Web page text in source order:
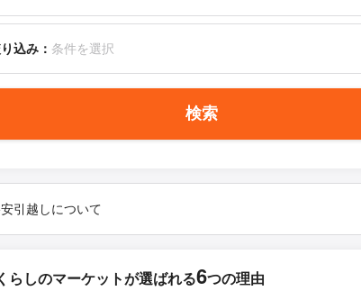
込み： 条件を選択
検索
引越しについて
らしのマーケットが選ばれる6つの理由